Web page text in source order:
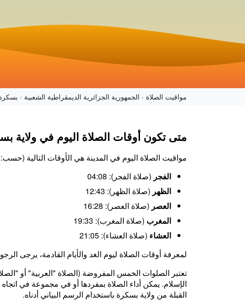
مواقيت الصلاة الجمهورية الجزائرية الديمقراطية الشعبية
متى تكون أوقات الصلاة اليوم في ولاية
مواقيت الصلاة اليوم في المدينة هي الأوقات التالية
الفجر (صلاة الفجر): 04:08
الظهر (صلاة الظهر): 12:43
العصر (صلاة العصر): 16:28
المغرب (صلاة المغرب): 19:33
العشاء (صلاة العشاء): 21:05
لمعرفة أوقات الصلاة ليوم الغد والأيام القادمة، يرجى
تعتبر الصلوات الخمس المفروضة (الصلاة "العربية" أو
الإسلام. يمكن أداء الصلاة بمفردها أو في مجموعة في اتجاه
القبلة من ولاية بسكرة باستخدام الرسم البياني أدناه.